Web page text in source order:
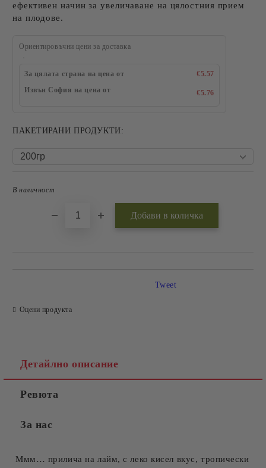
ефективен начин за увеличаване на цялостния прием
на плодове.
Ориентировъчни цени за доставка
За цялата страна на цена от
€5.57
Извън София на цена от
€5.76
ПАКЕТИРАНИ ПРОДУКТИ:
В наличност
Оцени продукта
Tweet
Детайлно описание
Ревюта
За нас
Ммм… прилича на лайм, с леко кисел вкус, тропически